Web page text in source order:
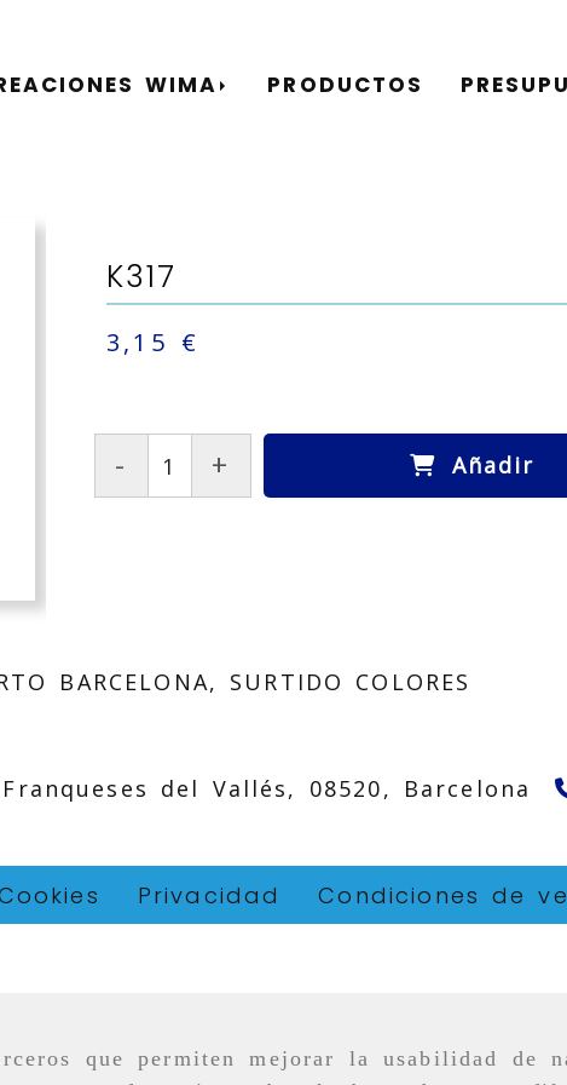
que permiten mejorar la usabilidad de
WIMA PRODUCTOS
K317
3,15 €
- + Añadir
BARCELONA, SURTIDO COLORES
del Vallés, 08520, Barcelona
Privacidad Condiciones de